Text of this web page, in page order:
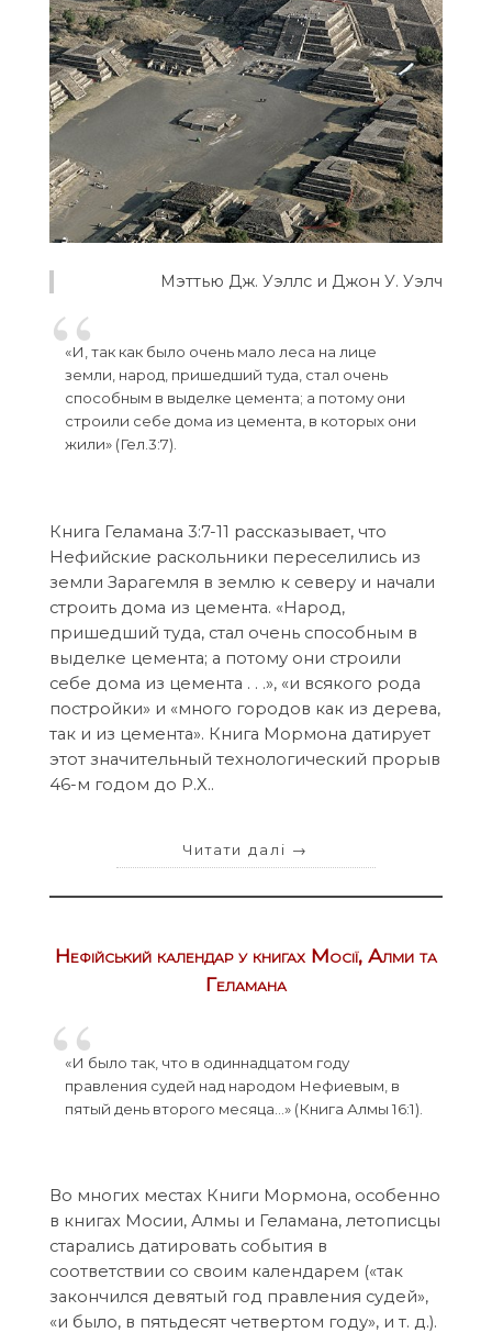
Мэттью Дж. Уэллс и Джон У. Уэлч
«И, так как было очень мало леса на лице
земли, народ, пришедший туда, стал очень
способным в выделке цемента; а потому они
строили себе дома из цемента, в которых они
жили» (Гел.3:7).
Книга Геламана 3:7-11 рассказывает, что
Нефийские раскольники переселились из
земли Зарагемля в землю к северу и начали
строить дома из цемента. «Народ,
пришедший туда, стал очень способным в
выделке цемента; а потому они строили
себе дома из цемента . . .», «и всякого рода
постройки» и «много городов как из дерева,
так и из цемента». Книга Мормона датирует
этот значительный технологический прорыв
46-м годом до Р.Х..
Читати далі →
Нефійський календар у книгах Мосії, Алми та
Геламана
«И было так, что в одиннадцатом году
правления судей над народом Нефиевым, в
пятый день второго месяца…» (Книга Алмы 16:1).
Во многих местах Книги Мормона, особенно
в книгах Мосии, Алмы и Геламана, летописцы
старались датировать события в
соответствии со своим календарем («так
закончился девятый год правления судей»,
«и было, в пятьдесят четвертом году», и т. д.).